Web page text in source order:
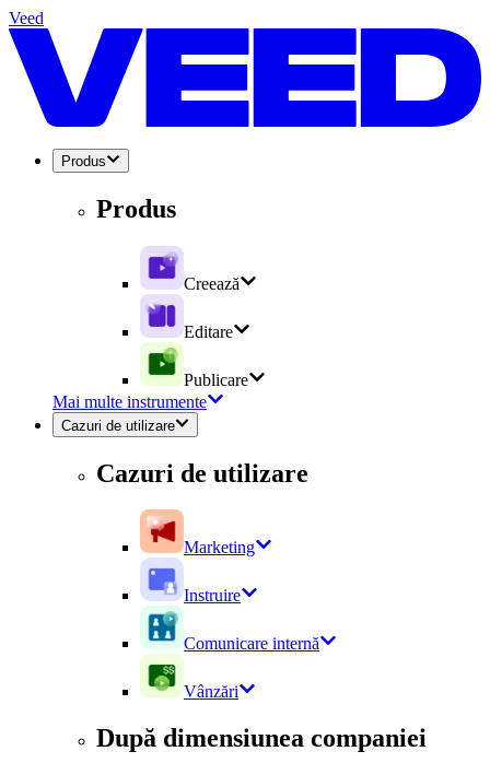
Veed
Produs
Produs
Creează
Editare
Publicare
Mai multe instrumente
Cazuri de utilizare
Cazuri de utilizare
Marketing
Instruire
Comunicare internă
Vânzări
După dimensiunea companiei